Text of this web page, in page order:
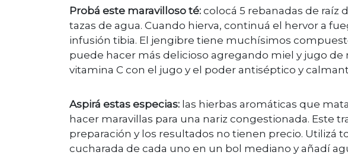
Probá este maravilloso té: colocá 5 rebanadas de raíz
tazas de agua. Cuando hierva, continuá el hervor a
infusión tibia. El jengibre tiene muchísimos
puede hacer más delicioso agregando miel y jugo de
vitamina C con el jugo y el poder antiséptico y
Aspirá estas especias: las hierbas aromáticas que
hacer maravillas para una nariz congestionada. Este
preparación y los resultados no tienen precio. Utilizá
cucharada de cada uno en un bol mediano y añadí